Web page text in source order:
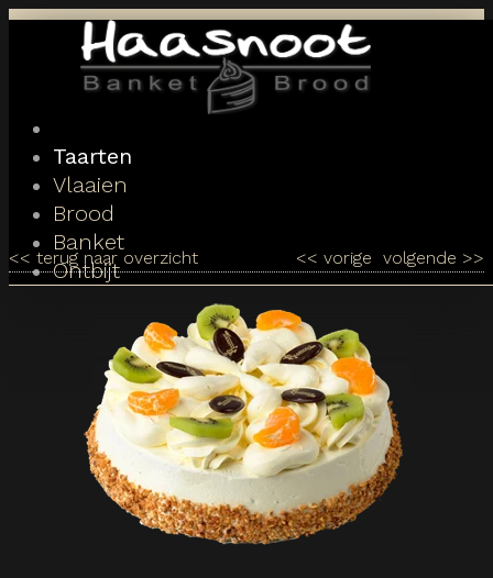
Toggle
navigation
Taarten
Vlaaien
Brood
Banket
Ontbijt
<< terug naar overzicht volgende >>
<< vorige